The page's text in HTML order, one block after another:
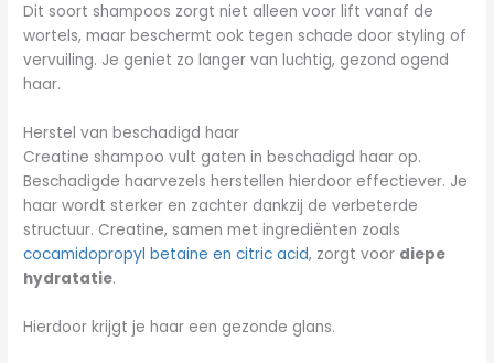
Dit soort shampoos zorgt niet alleen voor lift vanaf de
wortels, maar beschermt ook tegen schade door styling of
vervuiling. Je geniet zo langer van luchtig, gezond ogend
haar.
Herstel van beschadigd haar
Creatine shampoo vult gaten in beschadigd haar op.
Beschadigde haarvezels herstellen hierdoor effectiever. Je
haar wordt sterker en zachter dankzij de verbeterde
structuur. Creatine, samen met ingrediënten zoals
cocamidopropyl betaine en citric acid, zorgt voor diepe
hydratatie.
Hierdoor krijgt je haar een gezonde glans.